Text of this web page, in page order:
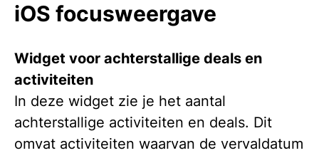
iOS focusweergave
Widget voor achterstallige deals en
activiteiten
In deze widget zie je het aantal
achterstallige activiteiten en deals. Dit
omvat activiteiten waarvan de vervaldatum